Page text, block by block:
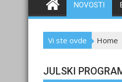
NOVOSTI
Vi ste ovde Home
JULSKI